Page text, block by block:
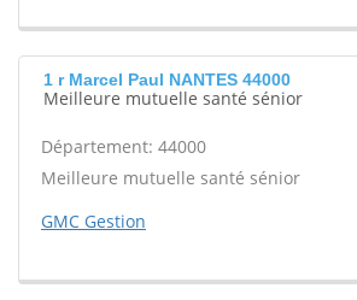
1 r Marcel Paul NANTES 44000
Meilleure mutuelle santé sénior
Département: 44000
Meilleure mutuelle santé sénior
GMC Gestion